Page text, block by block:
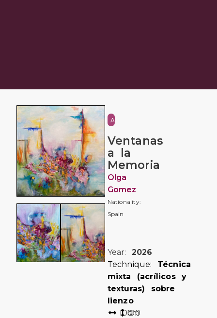
Abstraction
Ventanas
a la
Memoria
Olga
Gomez
Nationality:
Spain
Year: 2026
Technique: Técnica
mixta (acrílicos y
texturas) sobre
lienzo
100100
cm